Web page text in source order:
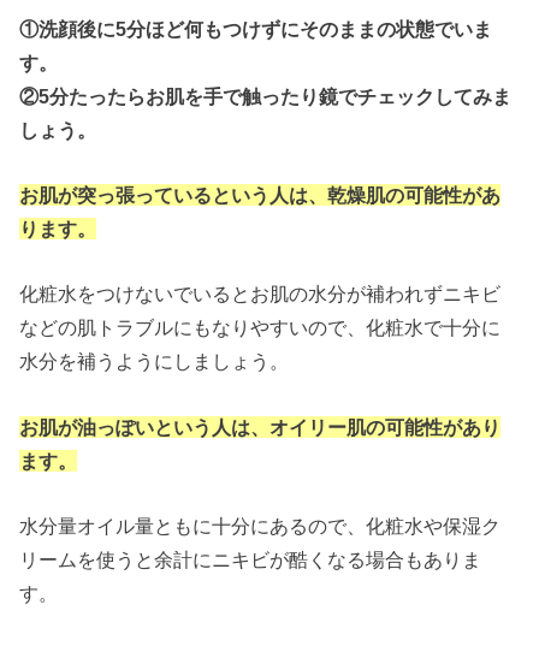
①洗顔後に5分ほど何もつけずにそのままの状態でいま
す。
②5分たったらお肌を手で触ったり鏡でチェックしてみま
しょう。
お肌が突っ張っているという人は、乾燥肌の可能性があ
ります。
化粧水をつけないでいるとお肌の水分が補われずニキビ
などの肌トラブルにもなりやすいので、化粧水で十分に
水分を補うようにしましょう。
お肌が油っぽいという人は、オイリー肌の可能性があり
ます。
水分量オイル量ともに十分にあるので、化粧水や保湿ク
リームを使うと余計にニキビが酷くなる場合もありま
す。